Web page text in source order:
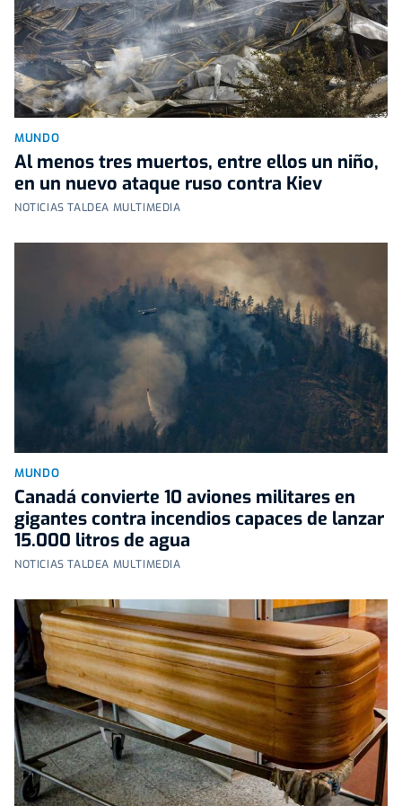
MUNDO
Al menos tres muertos, entre ellos un niño,
en un nuevo ataque ruso contra Kiev
NOTICIAS TALDEA MULTIMEDIA
MUNDO
Canadá convierte 10 aviones militares en
gigantes contra incendios capaces de lanzar
15.000 litros de agua
NOTICIAS TALDEA MULTIMEDIA